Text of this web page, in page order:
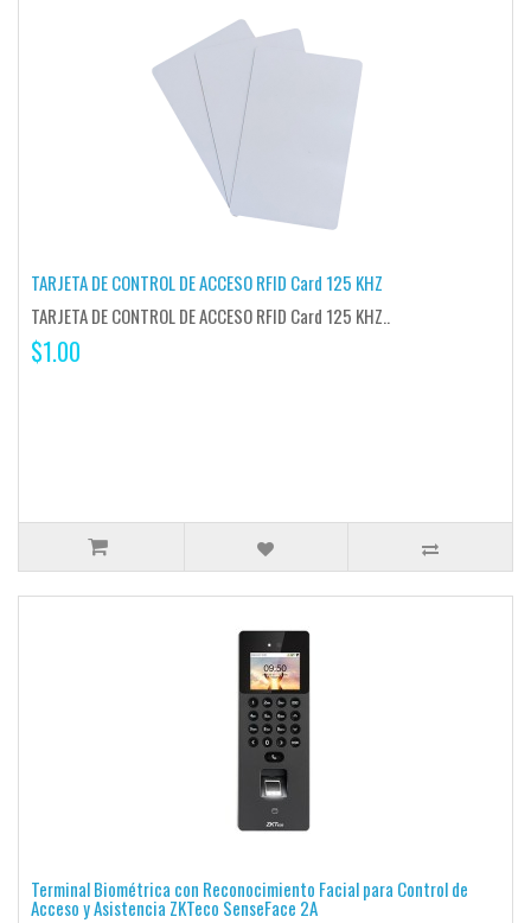
TARJETA DE CONTROL DE ACCESO RFID Card 125 KHZ
TARJETA DE CONTROL DE ACCESO RFID Card 125 KHZ..
$1.00
Terminal Biométrica con Reconocimiento Facial para Control de
Acceso y Asistencia ZKTeco SenseFace 2A